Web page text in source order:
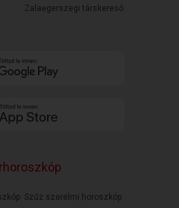
Zalaegerszegi társkereső
Szűz szerelmi horoszkóp